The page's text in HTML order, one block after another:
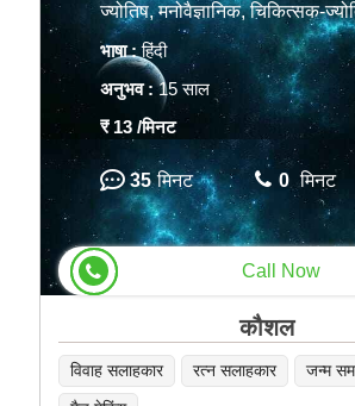
ज्योतिष, मनोवैज्ञानिक, चिकित्सक-
भाषा :हिंदी
अनुभव :15 साल
₹ 13/मिनट
35 मिनट 0 मिनट
Call Now
कौशल
विवाह सलाहकार रत्न सलाहकार
जन्म